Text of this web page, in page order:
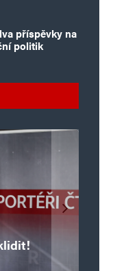
příspěvky na
politik
6. díl:
5. díl:
se